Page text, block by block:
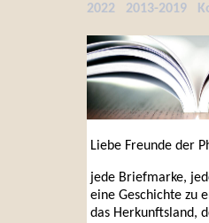
2022 2013-2019
Liebe Freunde der
jede Briefmarke,
eine Geschichte zu
das Herkunftsland,